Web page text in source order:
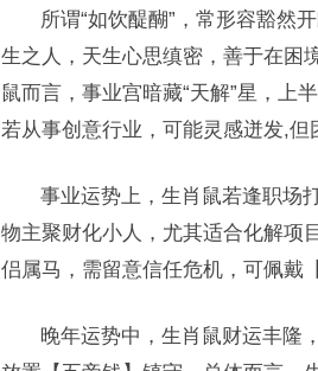
所谓“如饮醍醐”，常形容豁然
生之人，天生心思缜密，善于在困
鼠而言，事业宫暗藏“天解”星，上
若从事创意行业，可能灵感迸发,但
事业运势上，生肖鼠若逢职场
物主聚财化小人，尤其适合化解项
侣属马，需留意信任危机，可佩戴
晚年运势中，生肖鼠财运丰隆